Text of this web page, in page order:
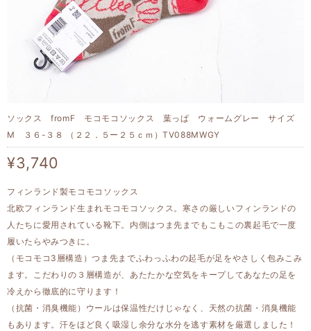
ソックス fromF モコモコソックス 葉っぱ ウォームグレー サイズ
M ３６-３８ （２２．５ー２５ｃｍ）TV088MWGY
¥3,740
フィンランド製モコモコソックス
北欧フィンランド生まれモコモコソックス。寒さの厳しいフィンランドの
人たちに愛用されている靴下。内側はつま先までもこもこの裏起毛で一度
履いたらやみつきに。
（モコモコ3層構造）つま先までふわっふわの起毛が足をやさしく包みこみ
ます。こだわりの３層構造が、あたたかな空気をキープしてあなたの足を
冷えから徹底的に守ります！
（抗菌・消臭機能）ウールは保温性だけじゃなく、天然の抗菌・消臭機能
もあります。汗をほど良く吸湿し余分な水分を逃す素材を厳選しました！